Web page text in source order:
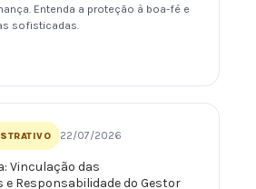
Entenda a proteção à boa-fé e
sofisticadas.
22/07/2026
Vinculação das
e Responsabilidade do Gestor